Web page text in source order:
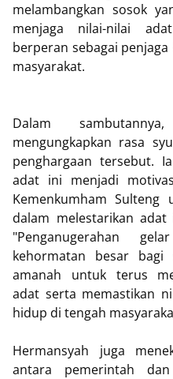
melambangkan sosok
menjaga nilai-nilai
berperan sebagai
masyarakat.
Dalam
mengungkapkan rasa
penghargaan tersebut.
adat ini menjadi
Kemenkumham
dalam melestarikan
"Penganugerahan
kehormatan besar
amanah untuk terus
adat serta memastikan
hidup di tengah
Hermansyah juga
antara pemerintah